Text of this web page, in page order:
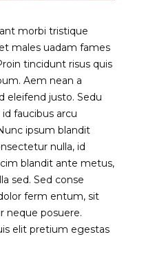
morbi tristique
males uadam fames
tincidunt risus quis
Aem nean a
eleifend justo. Sedu
faucibus arcu
ipsum blandit
nulla, id
blandit ante metus,
sed. Sed conse
ferm entum, sit
neque posuere.
elit pretium egestas